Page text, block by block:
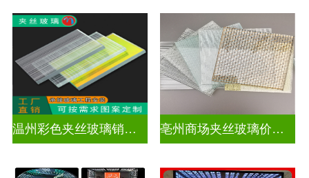
温州彩色夹丝玻璃销售处 亳州商场夹丝玻璃价钱是多少